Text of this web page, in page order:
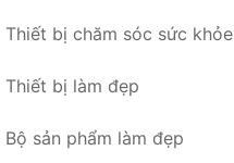
Thiết bị chăm sóc sức khỏe
Thiết bị làm đẹp
Bộ sản phẩm làm đẹp